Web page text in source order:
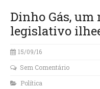
Dinho Gás, um
legislativo
15/09/16
Sem Comentário
Política